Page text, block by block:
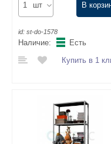
шт В
id: st-do-1578
Наличие:
Есть
Купить в 1